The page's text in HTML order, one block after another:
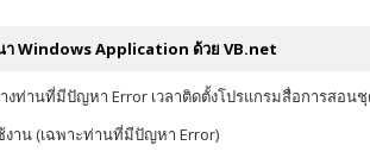
Windows Application ด้วย VB.net
งท่านที่มีปัญหา Error เวลาติดตั้งโปรแกรมสื่อการสอนชุ
งาน (เฉพาะท่านที่มีปัญหา Error)